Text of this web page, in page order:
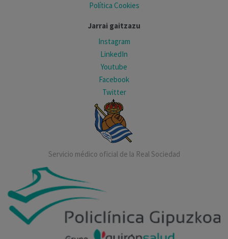
Política Cookies
Jarrai gaitzazu
Instagram
LinkedIn
Youtube
Facebook
Twitter
Servicio médico oficial de la Real Sociedad